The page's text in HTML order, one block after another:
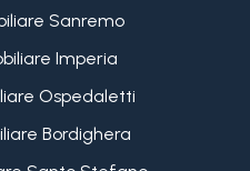
Sanremo
Imperia
Ospedaletti
Bordighera